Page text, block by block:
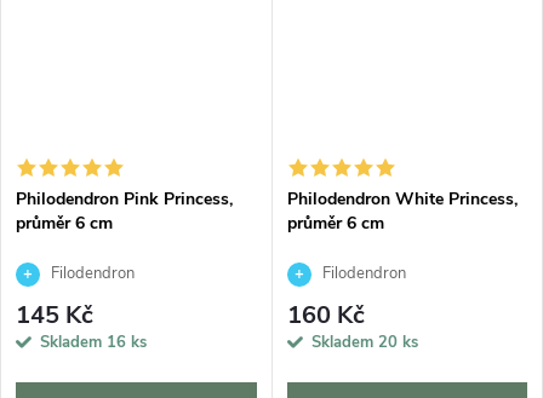
Philodendron Pink Princess,
průměr 6 cm
Filodendron
145 Kč
Skladem 16 ks
Philodendron White Princess,
průměr 6 cm
Filodendron
160 Kč
Skladem 20 ks